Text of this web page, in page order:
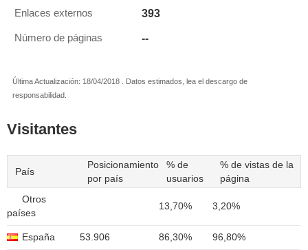
Enlaces externos 393
Número de páginas --
Última Actualización: 18/04/2018 . Datos estimados, lea el descargo de
responsabilidad.
Visitantes
País
Posicionamiento
por país
% de
usuarios
% de vistas de la
página
Otros
países
13,70% 3,20%
España 53.906 86,30% 96,80%